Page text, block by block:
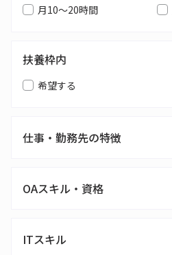
月10～20時間
扶養枠内
希望する
仕事・勤務先の特徴
OAスキル・資格
ITスキル